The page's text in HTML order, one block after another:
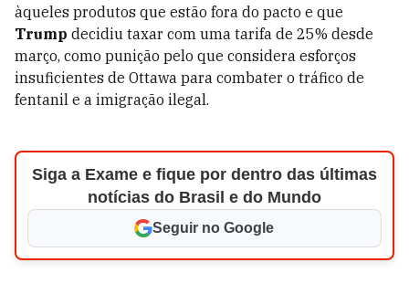
àqueles produtos que estão fora do pacto e que
Trump decidiu taxar com uma tarifa de 25% desde
março, como punição pelo que considera esforços
insuficientes de Ottawa para combater o tráfico de
fentanil e a imigração ilegal.
Siga a Exame e fique por dentro das últimas
notícias do Brasil e do Mundo
Seguir no Google